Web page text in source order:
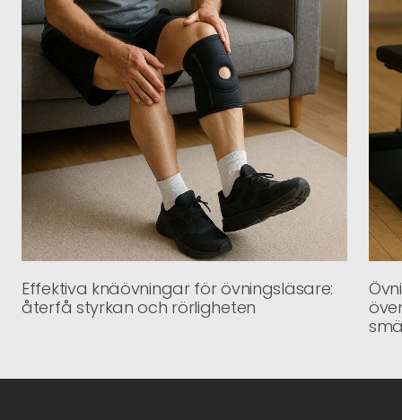
Effektiva knäövningar för övningsläsare:
återfå styrkan och rörligheten